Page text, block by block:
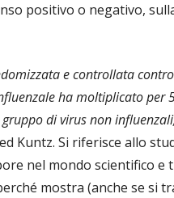
positivo o negativo,
e controllata
ha moltiplicato per
di virus non
Kuntz. Si riferisce allo
nel mondo scientifico
mostra (anche se si